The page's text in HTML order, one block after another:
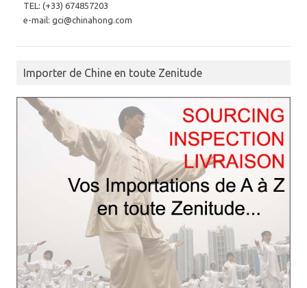
TEL: (+33) 674857203
e-mail: gci@chinahong.com
Importer de Chine en toute Zenitude